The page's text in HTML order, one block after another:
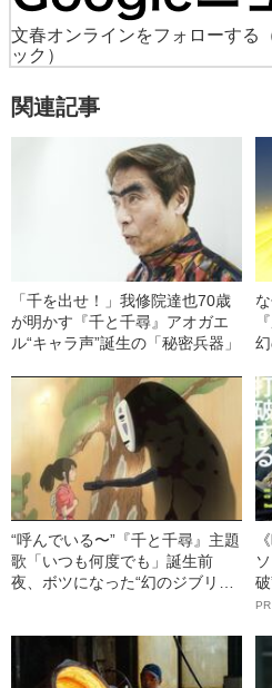
文春オンラインをフォローする
ック）
関連記事
「千を出せ！」我修院達也70歳
が明かす『千と千尋』アオガエ
ル“キャラ声”誕生の「秘密兵器」
“呼んでいる〜”『千と千尋』主題
歌「いつも何度でも」誕生前
夜、ボツになった“幻のジブリ作